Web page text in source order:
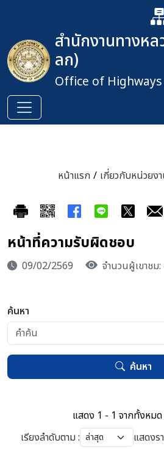
แ
เปิ
สำนักงานทางห
ลก)
Office of
หน้าแรก / เกี่ยวกับหน่วยง
หน้าที่ความรับผิดชอบ
09/02/2569 จำนวนผู้เขาชม
ค้นหา
ค้นหา
แสดง 1 - 1 จากทั้งหมด
เรียงลำดับตาม :
แสดงร